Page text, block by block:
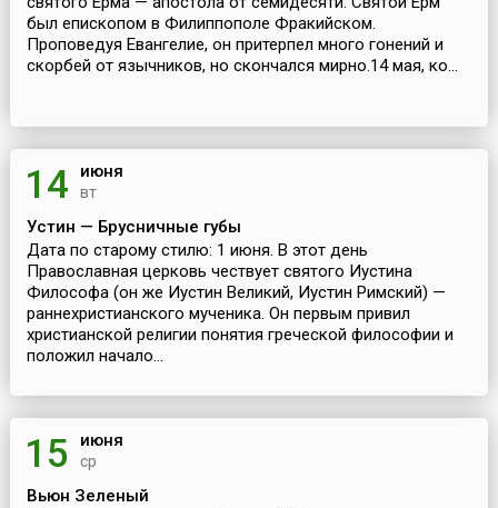
был епископом в Филиппополе Фракийском.
Проповедуя Евангелие, он притерпел много гонений и
скорбей от язычников, но скончался мирно.14 мая, ко...
14 июня
вт
Устин — Брусничные губы
Дата по старому стилю: 1 июня. В этот день
Православная церковь чествует святого Иустина
Философа (он же Иустин Великий, Иустин Римский) —
раннехристианского мученика. Он первым привил
христианской религии понятия греческой философии и
положил начало...
15 июня
ср
Вьюн Зеленый